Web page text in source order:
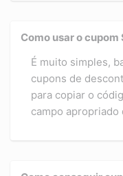
Como usar o cupom
É muito simples,
cupons de
para copiar o
campo apropriado